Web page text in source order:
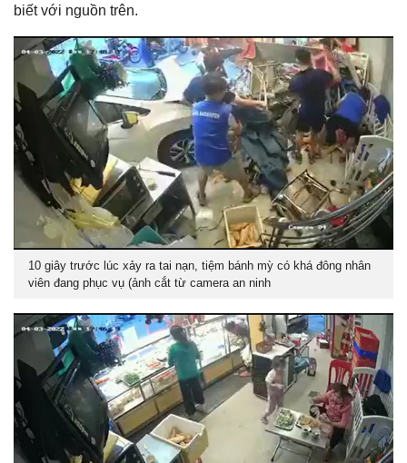
biết với nguồn trên.
10 giây trước lúc xảy ra tai nạn, tiệm bánh mỳ có khá đông nhân
viên đang phục vụ (ảnh cắt từ camera an ninh